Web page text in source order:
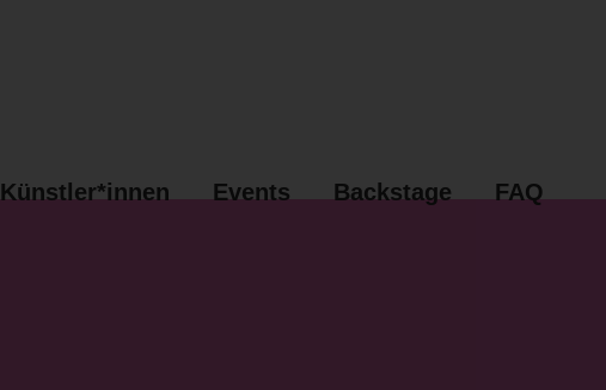
Künstler*innen Events Backstage FAQ